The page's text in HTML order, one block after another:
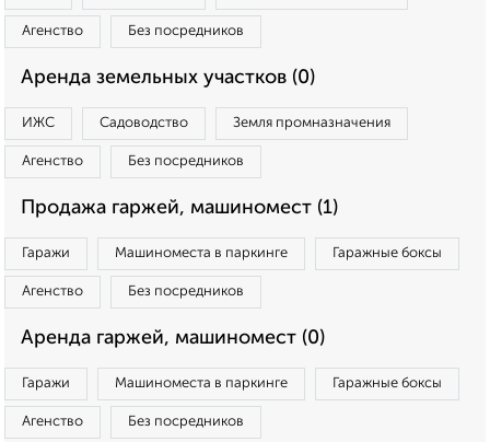
Агенство Без посредников
Аренда земельных участков (0)
ИЖС Садоводство Земля промназначения
Агенство Без посредников
Продажа гаржей, машиномест (1)
Гаражи Машиноместа в паркинге Гаражные боксы
Агенство Без посредников
Аренда гаржей, машиномест (0)
Гаражи Машиноместа в паркинге Гаражные боксы
Агенство Без посредников